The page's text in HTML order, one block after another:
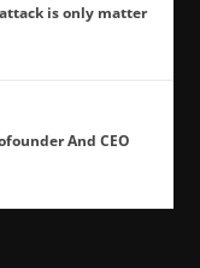
is only matter
And CEO